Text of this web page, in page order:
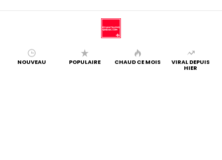
NOUVEAU POPULAIRE CHAUD CE MOIS VIRAL DEPUIS
HIER